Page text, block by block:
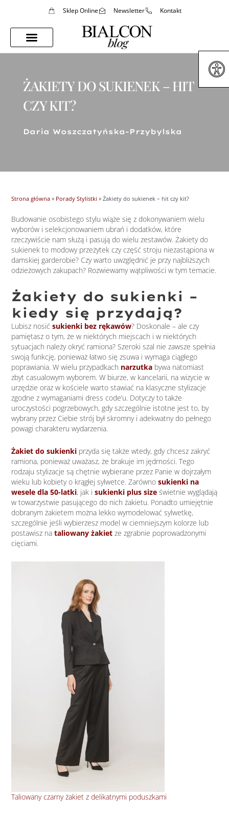
Sklep Online Newsletter Kontakt
ŻAKIETY DO SUKIENEK – HIT
CZY KIT?
Daria Woszczatyńska-Przybylska
Strona główna » Porady Stylistki »Żakiety do sukienek – hit czy kit?
Budowanie osobistego stylu wiąże się z dokonywaniem wielu
wyborów i selekcjonowaniem ubrań i dodatków, które
rzeczywiście nam służą i pasują do wielu zestawów. Żakiety do
sukienek to modowy przeżytek czy część stroju niezastąpiona w
damskiej garderobie? Czy warto uwzględnić je przy najbliższych
odzieżowych zakupach? Rozwiewamy wątpliwości w tym temacie.
Żakiety do sukienki –
kiedy się przydają?
Lubisz nosićsukienki bez rękawów? Doskonale – ale czy
pamiętasz o tym, że w niektórych miejscach i w niektórych
sytuacjach należy okryć ramiona? Szeroki szal nie zawsze spełnia
swoją funkcję, ponieważ łatwo się zsuwa i wymaga ciągłego
poprawiania. W wielu przypadkach narzutka bywa natomiast
zbyt casualowym wyborem. W biurze, w kancelarii, na wizycie w
urzędzie oraz w kościele warto stawiać na klasyczne stylizacje
zgodne z wymaganiami dress code’u. Dotyczy to także
uroczystości pogrzebowych, gdy szczególnie istotne jest to, by
wybrany przez Ciebie strój był skromny i adekwatny do pełnego
powagi charakteru wydarzenia.
Żakiet do sukienki przyda się także wtedy, gdy chcesz zakryć
ramiona, ponieważ uważasz, że brakuje im jędrności. Tego
rodzaju stylizacje są chętnie wybierane przez Panie w dojrzałym
wieku lub kobiety o krągłej sylwetce. Zarówno sukienki na
wesele dla 50-latki, jak isukienki plus size świetnie wyglądają
w towarzystwie pasującego do nich żakietu. Ponadto umiejętnie
dobranym żakietem można lekko wymodelować sylwetkę,
szczególnie jeśli wybierzesz model w ciemniejszym kolorze lub
postawisz na taliowany żakiet ze zgrabnie poprowadzonymi
cięciami.
Taliowany czarny żakiet z delikatnymi poduszkami